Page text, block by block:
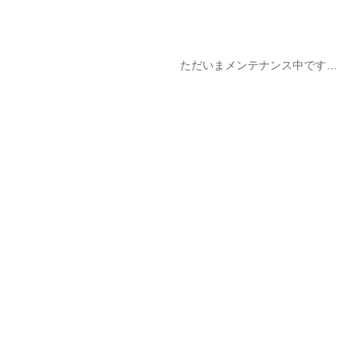
ただいまメンテナンス中です…